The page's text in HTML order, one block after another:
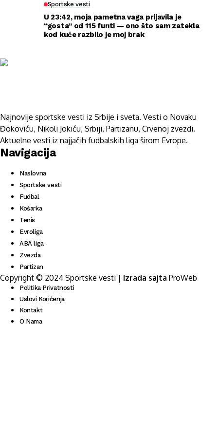
Sportske vesti
U 23:42, moja pametna vaga prijavila je
“gosta” od 115 funti — ono što sam zatekla
kod kuće razbilo je moj brak
Najnovije sportske vesti iz Srbije i sveta. Vesti o Novaku
Đokoviću, Nikoli Jokiću, Srbiji, Partizanu, Crvenoj zvezdi.
Aktuelne vesti iz najjačih fudbalskih liga širom Evrope.
Navigacija
Naslovna
Sportske vesti
Fudbal
Košarka
Tenis
Evroliga
ABA liga
Zvezda
Partizan
Copyright © 2024 Sportske vesti | Izrada sajta ProWeb
Politika Privatnosti
Uslovi Korićenja
Kontakt
O Nama